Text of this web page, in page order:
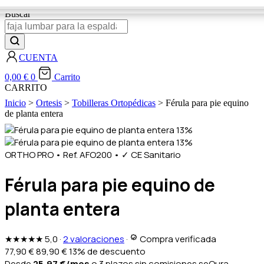
Buscar
CUENTA
0,00 € 0
Carrito
CARRITO
Inicio > Ortesis > Tobilleras Ortopédicas > Férula para pie equino
de planta entera
13%
13%
ORTHO PRO • Ref. AFO200 • ✓ CE Sanitario
Férula para pie equino de
planta entera
★★★★★5,0 ·2 valoraciones ·
Compra verificada
77,90€89,90€13% de descuento